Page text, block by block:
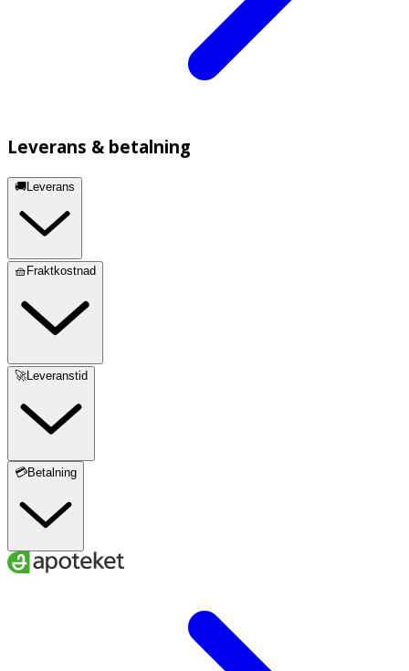
Leverans & betalning
🚚Leverans
🧺Fraktkostnad
🚀Leveranstid
💳Betalning